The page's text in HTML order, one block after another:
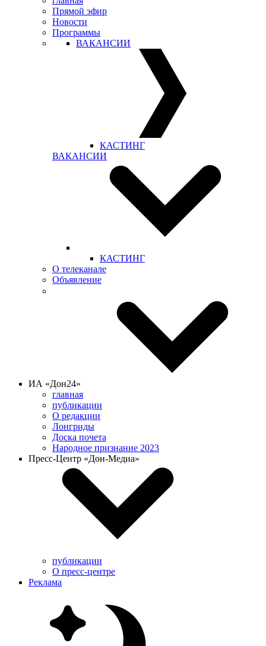
Прямой эфир
Новости
Программы
ВАКАНСИИ
КАСТИНГ
ВАКАНСИИ
КАСТИНГ
О телеканале
Объявление
ИА «Дон24»
главная
публикации
О редакции
Лонгриды
Доска почета
Народное признание 2023
Пресс-Центр «Дон-Медиа»
публикации
О пресс-центре
Реклама